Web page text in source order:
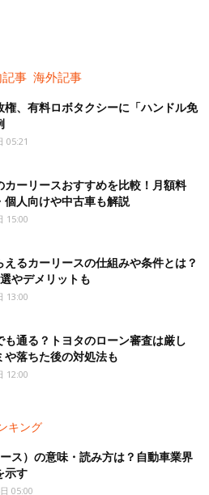
事 海外記事
権、有料ロボタクシーに「ハンドル免
05:21
カーリースおすすめを比較！月額料
個人向けや中古車も解説
15:00
えるカーリースの仕組みや条件とは？
やデメリットも
13:00
も通る？トヨタのローン審査は厳し
や落ちた後の対処法も
12:00
キング
ス）の意味・読み方は？自動車業界
示す
05:00